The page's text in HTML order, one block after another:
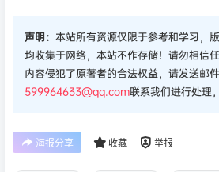
声明： 本站所有资源仅限于参考和学习，
均收集于网络，本站不作存储！请勿相信
内容侵犯了原著者的合法权益，请发送邮件
599964633@qq.com联系我们进行处理
海报分享 收藏 举报